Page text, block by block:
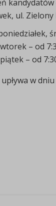
ul.
– od
– od
w